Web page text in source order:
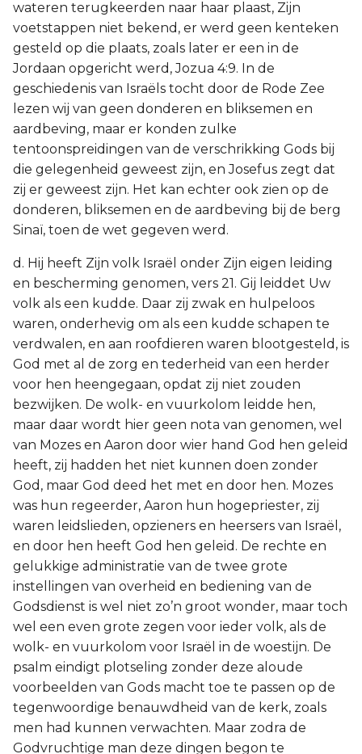
wateren terugkeerden naar haar plaast, Zijn
voetstappen niet bekend, er werd geen kenteken
gesteld op die plaats, zoals later er een in de
Jordaan opgericht werd, Jozua 4:9. In de
geschiedenis van Israëls tocht door de Rode Zee
lezen wij van geen donderen en bliksemen en
aardbeving, maar er konden zulke
tentoonspreidingen van de verschrikking Gods bij
die gelegenheid geweest zijn, en Josefus zegt dat
zij er geweest zijn. Het kan echter ook zien op de
donderen, bliksemen en de aardbeving bij de berg
Sinaï, toen de wet gegeven werd.
d. Hij heeft Zijn volk Israël onder Zijn eigen leiding
en bescherming genomen, vers 21. Gij leiddet Uw
volk als een kudde. Daar zij zwak en hulpeloos
waren, onderhevig om als een kudde schapen te
verdwalen, en aan roofdieren waren blootgesteld, is
God met al de zorg en tederheid van een herder
voor hen heengegaan, opdat zij niet zouden
bezwijken. De wolk- en vuurkolom leidde hen,
maar daar wordt hier geen nota van genomen, wel
van Mozes en Aaron door wier hand God hen geleid
heeft, zij hadden het niet kunnen doen zonder
God, maar God deed het met en door hen. Mozes
was hun regeerder, Aaron hun hogepriester, zij
waren leidslieden, opzieners en heersers van Israël,
en door hen heeft God hen geleid. De rechte en
gelukkige administratie van de twee grote
instellingen van overheid en bediening van de
Godsdienst is wel niet zo’n groot wonder, maar toch
wel een even grote zegen voor ieder volk, als de
wolk- en vuurkolom voor Israël in de woestijn. De
psalm eindigt plotseling zonder deze aloude
voorbeelden van Gods macht toe te passen op de
tegenwoordige benauwdheid van de kerk, zoals
men had kunnen verwachten. Maar zodra de
Godvruchtige man deze dingen begon te